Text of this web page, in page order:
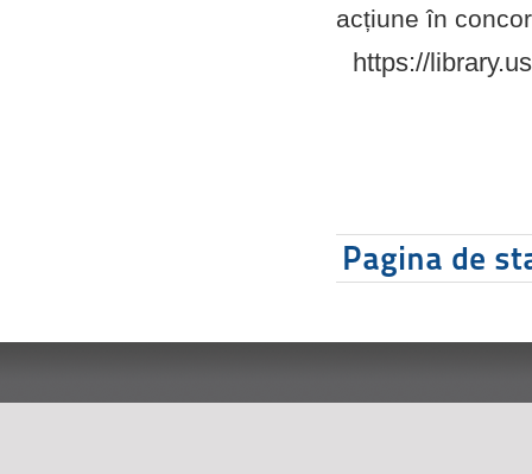
acțiune în
https://
Pagina de